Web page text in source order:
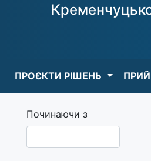
ПРОЄКТИ РІШЕНЬ
Починаючи з